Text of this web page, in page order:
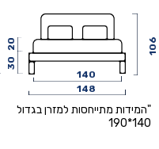
106
140
148
30
20
"המידות מתייחסות למזרן בגדול
140*190